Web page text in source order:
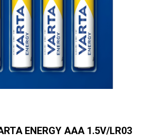
ENERGY ААА 1.5V/LR03